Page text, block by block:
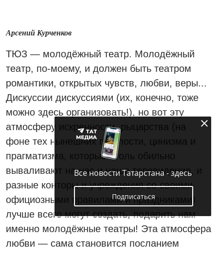
Арсений Курченков
ТЮЗ — молодёжный театр. Молодёжный
театр, по‑моему, и должен быть театром
романтики, открытых чувств, любви, веры...
Дискуссии дискуссиями (их, конечно, тоже
можно здесь организовать!), но вот эту
атмосферу искренности, рыцарства (на
фоне тех нынешних пошлости, цинизма и
прагматизма, которые столь обильно
вываливают на нас и наше телевидение, и
разные конторы и учреждения со своими
официозными правилами и праздниками)
лучше всего могут создать, подарить нам
именно молодёжные театры! Эта атмосфера
любви — сама становится посланием
Все новости Татарстана - здесь
Подписаться